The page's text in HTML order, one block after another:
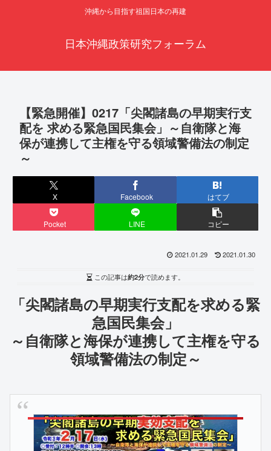
沖縄から目指す祖国日本の再建
日本沖縄政策研究フォーラム
【緊急開催】0217「尖閣諸島の早期実行支
配を 求める緊急国民集会」～自衛隊と海
保が連携して主権を守る領域警備法の制定
～
X Facebook はてブ
Pocket LINE コピー
2021.01.29 2021.01.30
この記事は約2分で読めます。
「尖閣諸島の早期実行支配を求める緊
急国民集会」
～自衛隊と海保が連携して主権を守る
領域警備法の制定～